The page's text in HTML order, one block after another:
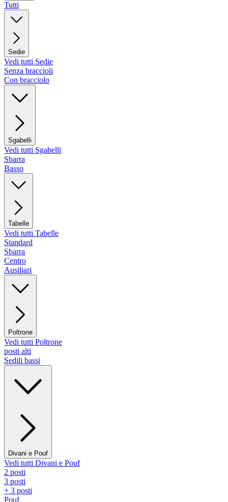
Tutti
Sedie
Vedi tutti Sedie
Senza braccioli
Con bracciolo
Sgabelli
Vedi tutti Sgabelli
Sbarra
Basso
Tabelle
Vedi tutti Tabelle
Standard
Sbarra
Centro
Ausiliari
Poltrone
Vedi tutti Poltrone
posti alti
Sedili bassi
Divani e Pouf
Vedi tutti Divani e Pouf
2 posti
3 posti
+ 3 posti
Pouf